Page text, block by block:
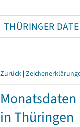
THÜRINGER
Zurück |
in Thüringen